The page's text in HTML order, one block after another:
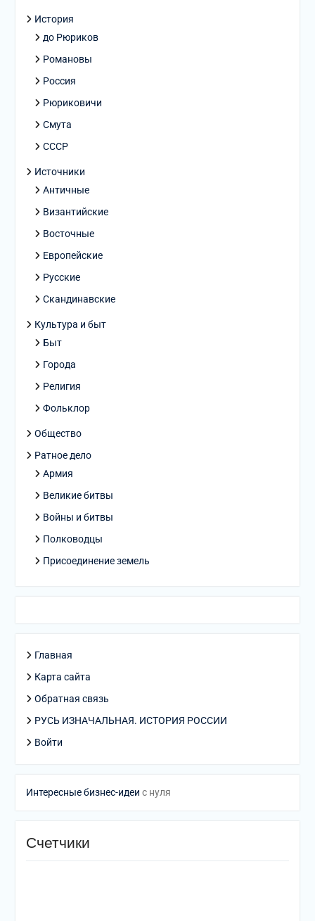
История
до Рюриков
Романовы
Россия
Рюриковичи
Смута
СССР
Источники
Античные
Византийские
Восточные
Европейские
Русские
Скандинавские
Культура и быт
Быт
Города
Религия
Фольклор
Общество
Ратное дело
Армия
Великие битвы
Войны и битвы
Полководцы
Присоединение земель
Главная
Карта сайта
Обратная связь
РУСЬ ИЗНАЧАЛЬНАЯ. ИСТОРИЯ РОССИИ
Войти
Интересные бизнес-идеи с нуля
Счетчики